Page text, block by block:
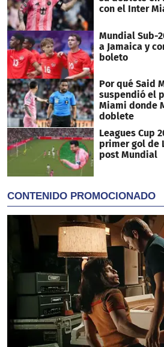
con el Inter
Mundial Sub-
a Jamaica y
boleto
Por qué Said
suspendió el
Miami donde
doblete
Leagues Cup
primer gol de
post Mundial